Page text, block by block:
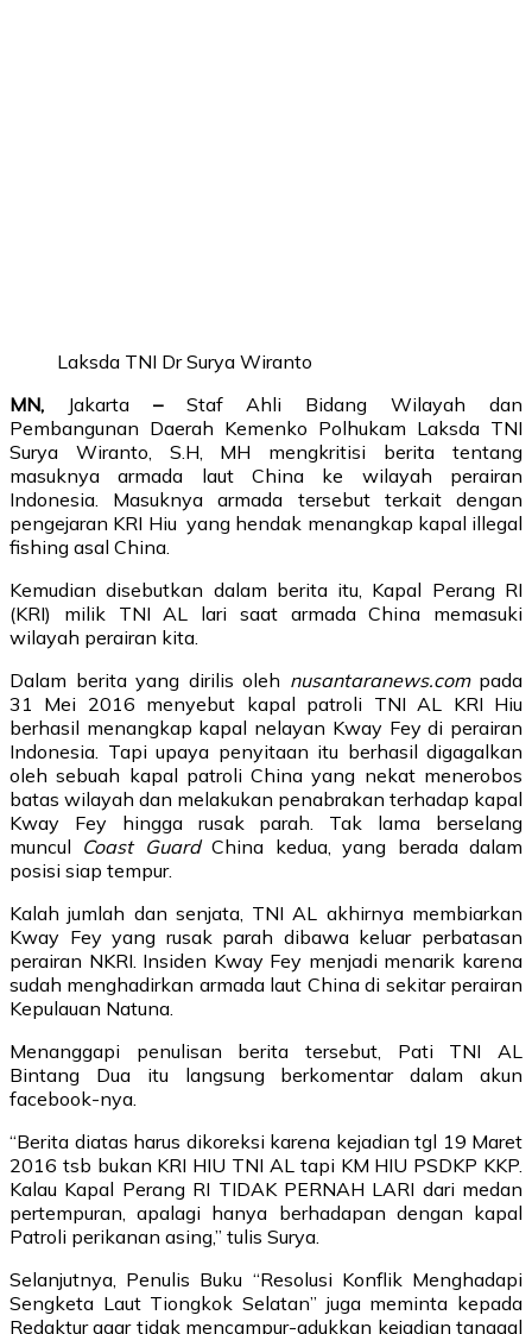
Laksda TNI Dr Surya Wiranto
MN,
Jakarta– Staf Ahli Bidang Wilayah dan
Pembangunan Daerah Kemenko Polhukam Laksda TNI
Surya Wiranto, S.H, MH mengkritisi berita tentang
masuknya armada laut China ke wilayah perairan
Indonesia. Masuknya armada tersebut terkait dengan
pengejaran KRI Hiu yang hendak menangkap kapal illegal
fishing asal China.
Kemudian disebutkan dalam berita itu, Kapal Perang RI
(KRI) milik TNI AL lari saat armada China memasuki
wilayah perairan kita.
Dalam berita yang dirilis oleh nusantaranews.compada
31 Mei 2016 menyebut kapal patroli TNI AL KRI Hiu
berhasil menangkap kapal nelayan Kway Fey di perairan
Indonesia. Tapi upaya penyitaan itu berhasil digagalkan
oleh sebuah kapal patroli China yang nekat menerobos
batas wilayah dan melakukan penabrakan terhadap kapal
Kway Fey hingga rusak parah. Tak lama berselang
muncul Coast GuardChina kedua, yang berada dalam
posisi siap tempur.
Kalah jumlah dan senjata, TNI AL akhirnya membiarkan
Kway Fey yang rusak parah dibawa keluar perbatasan
perairan NKRI. Insiden Kway Fey menjadi menarik karena
sudah menghadirkan armada laut China di sekitar perairan
Kepulauan Natuna.
Menanggapi penulisan berita tersebut, Pati TNI AL
Bintang Dua itu langsung berkomentar dalam akun
facebook-nya.
“Berita diatas harus dikoreksi karena kejadian tgl 19 Maret
2016 tsb bukan KRI HIU TNI AL tapi KM HIU PSDKP KKP.
Kalau Kapal Perang RI TIDAK PERNAH LARI dari medan
pertempuran, apalagi hanya berhadapan dengan kapal
Patroli perikanan asing,” tulis Surya.
Selanjutnya, Penulis Buku “Resolusi Konflik Menghadapi
Sengketa Laut Tiongkok Selatan” juga meminta kepada
Redaktur agar tidak mencampur-adukkan kejadian tanggal